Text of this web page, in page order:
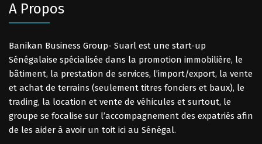
A Propos
Banikan Business Group- Suarl est une start-up
Sénégalaise spécialisée dans la promotion immobilière, le
bâtiment, la prestation de services, l’import/export, la vente
et achat de terrains (seulement titres fonciers et baux), le
trading, la location et vente de véhicules et surtout, le
groupe se focalise sur l’accompagnement des expatriés afin
de les aider à avoir un toit ici au Sénégal.